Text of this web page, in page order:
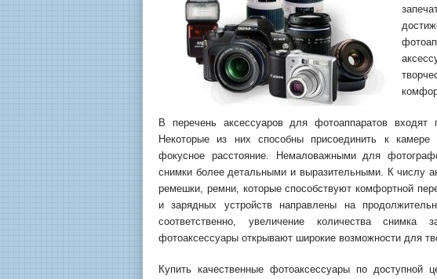
В перечень аксессуаров для фотоаппаратов входят
Некоторые из них способны присоединить к камере
фокусное расстояние. Немаловажными для
снимки более детальными и выразительными. К числу
ремешки, ремни, которые способствуют комфортной
и зарядных устройств направлены на
соответственно, увеличение количества
фотоаксессуары открывают широкие возможности для
Купить качественные фотоаксессуары по доступной